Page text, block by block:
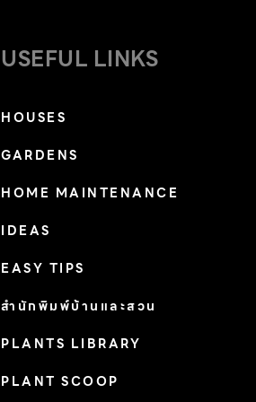
USEFUL LINKS
HOUSES
GARDENS
HOME MAINTENANCE
IDEAS
EASY TIPS
สำนักพิมพ์บ้านและสวน
PLANTS LIBRARY
PLANT SCOOP